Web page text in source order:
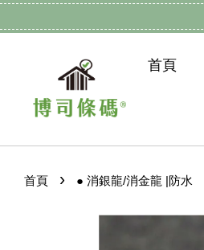
首頁
首頁 › ● 消銀龍/消金龍 |防水